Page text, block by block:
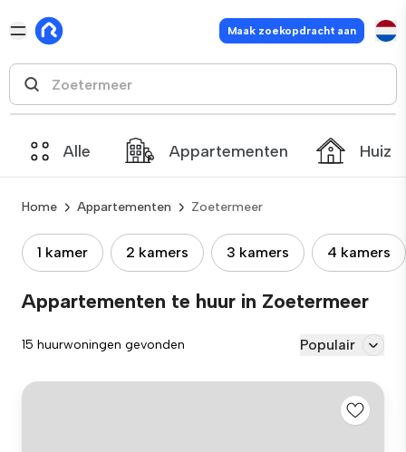
Maak zoekopdracht aan
Alle Appartementen
Home Appartementen Zoetermeer
1 kamer 2 kamers 3 kamers 4 kamers
Appartementen te huur in Zoetermeer
15 huurwoningen gevonden Populair